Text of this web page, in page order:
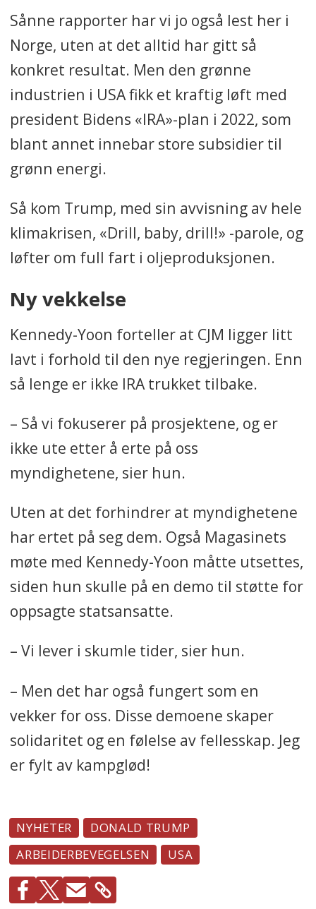
Sånne rapporter har vi jo også lest her i
Norge, uten at det alltid har gitt så
konkret resultat. Men den grønne
industrien i USA fikk et kraftig løft med
president Bidens «IRA»-plan i 2022, som
blant annet innebar store subsidier til
grønn energi.
Så kom Trump, med sin avvisning av hele
klimakrisen, «Drill, baby, drill!» -parole, og
løfter om full fart i oljeproduksjonen.
Ny vekkelse
Kennedy-Yoon forteller at CJM ligger litt
lavt i forhold til den nye regjeringen. Enn
så lenge er ikke IRA trukket tilbake.
– Så vi fokuserer på prosjektene, og er
ikke ute etter å erte på oss
myndighetene, sier hun.
Uten at det forhindrer at myndighetene
har ertet på seg dem. Også Magasinets
møte med Kennedy-Yoon måtte utsettes,
siden hun skulle på en demo til støtte for
oppsagte statsansatte.
– Vi lever i skumle tider, sier hun.
– Men det har også fungert som en
vekker for oss. Disse demoene skaper
solidaritet og en følelse av fellesskap. Jeg
er fylt av kampglød!
NYHETER
DONALD TRUMP
ARBEIDERBEVEGELSEN
USA